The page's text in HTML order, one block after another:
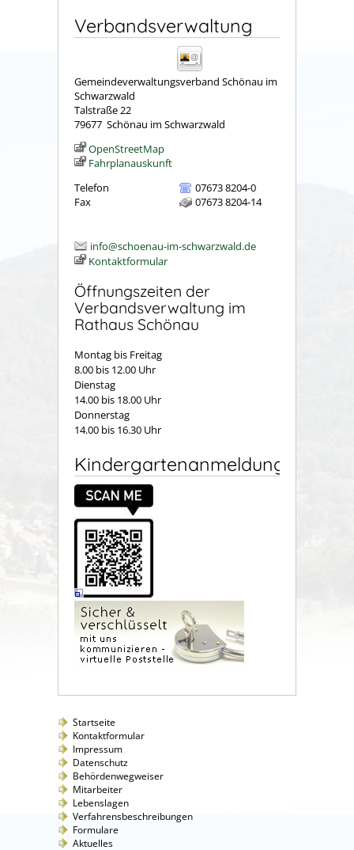
Verbandsverwaltung
Gemeindeverwaltungsverband Schönau im
Schwarzwald
Talstraße 22
79677 Schönau im Schwarzwald
OpenStreetMap
Fahrplanauskunft
Telefon
07673 8204-0
Fax
07673 8204-14
info@schoenau-im-schwarzwald.de
Kontaktformular
Öffnungszeiten der
Verbandsverwaltung im
Rathaus Schönau
Montag bis Freitag
8.00 bis 12.00 Uhr
Dienstag
14.00 bis 18.00 Uhr
Donnerstag
14.00 bis 16.30 Uhr
Kindergartenanmeldung
Startseite
Kontaktformular
Impressum
Datenschutz
Behördenwegweiser
Mitarbeiter
Lebenslagen
Verfahrensbeschreibungen
Formulare
Aktuelles